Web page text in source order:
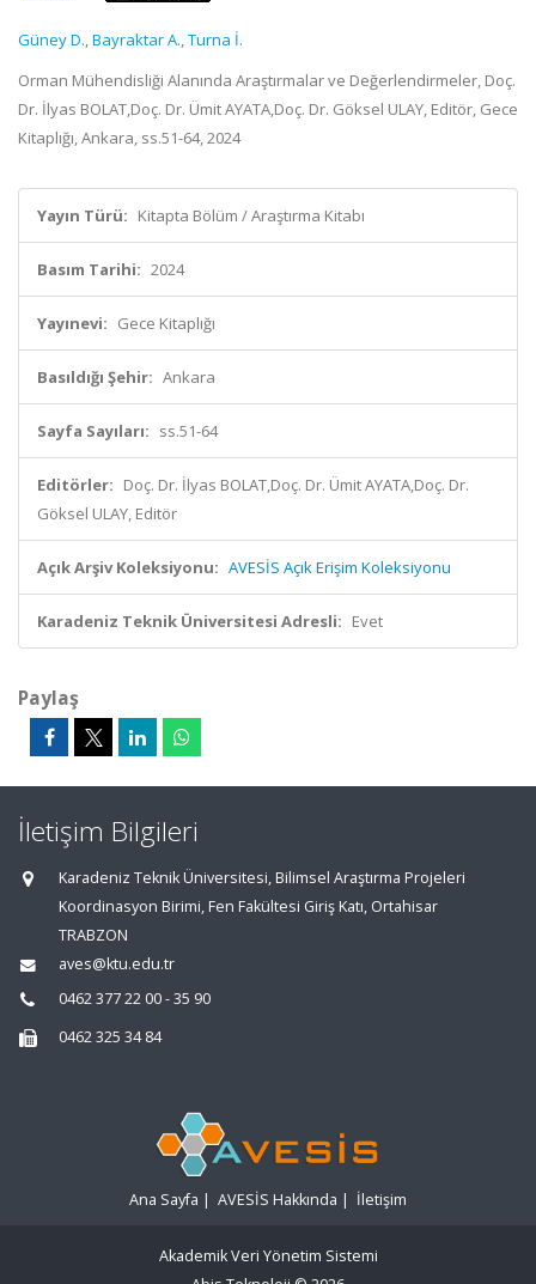
Güney D.,Bayraktar A.,Turna İ.
Orman Mühendisliği Alanında Araştırmalar ve Değerlendirmeler, Doç.
Dr. İlyas BOLAT,Doç. Dr. Ümit AYATA,Doç. Dr. Göksel ULAY, Editör, Gece
Kitaplığı, Ankara, ss.51-64, 2024
Yayın Türü: Kitapta Bölüm / Araştırma Kitabı
Basım Tarihi: 2024
Yayınevi: Gece Kitaplığı
Basıldığı Şehir: Ankara
Sayfa Sayıları: ss.51-64
Editörler: Doç. Dr. İlyas BOLAT,Doç. Dr. Ümit AYATA,Doç. Dr.
Göksel ULAY, Editör
Açık Arşiv Koleksiyonu: AVESİS Açık Erişim Koleksiyonu
Karadeniz Teknik Üniversitesi Adresli: Evet
Paylaş
İletişim Bilgileri
Karadeniz Teknik Üniversitesi, Bilimsel Araştırma Projeleri
Koordinasyon Birimi, Fen Fakültesi Giriş Katı, Ortahisar
TRABZON
aves@ktu.edu.tr
0462 377 22 00 - 35 90
0462 325 34 84
Ana Sayfa | AVESİS Hakkında | İletişim
Akademik Veri Yönetim Sistemi